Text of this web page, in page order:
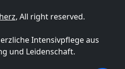
, All right reserved.
Intensivpflege aus
und Leidenschaft.